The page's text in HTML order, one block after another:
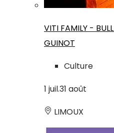
VITI FAMILY -
GUINOT
Culture
1 juil.31 août
LIMOUX